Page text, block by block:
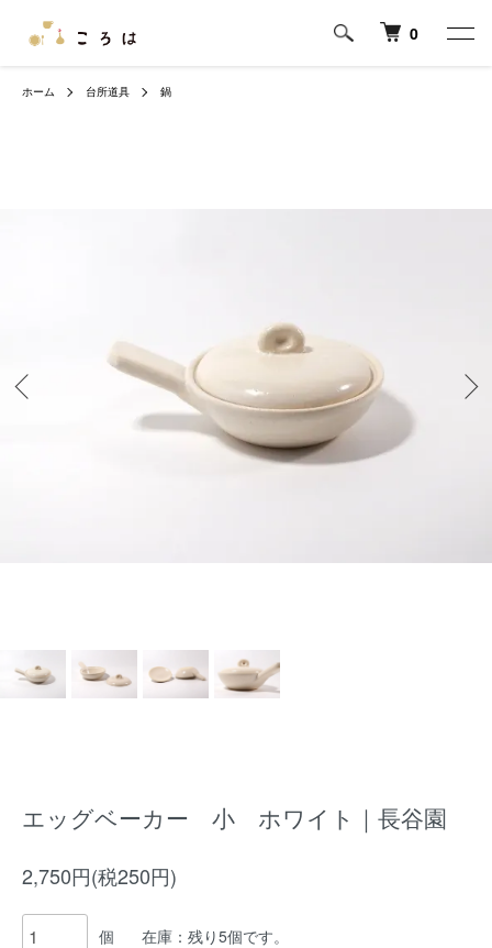
0
ホーム 台所道具 鍋
エッグベーカー 小 ホワイト｜長谷園
2,750円(税250円)
個 在庫：残り5個です。